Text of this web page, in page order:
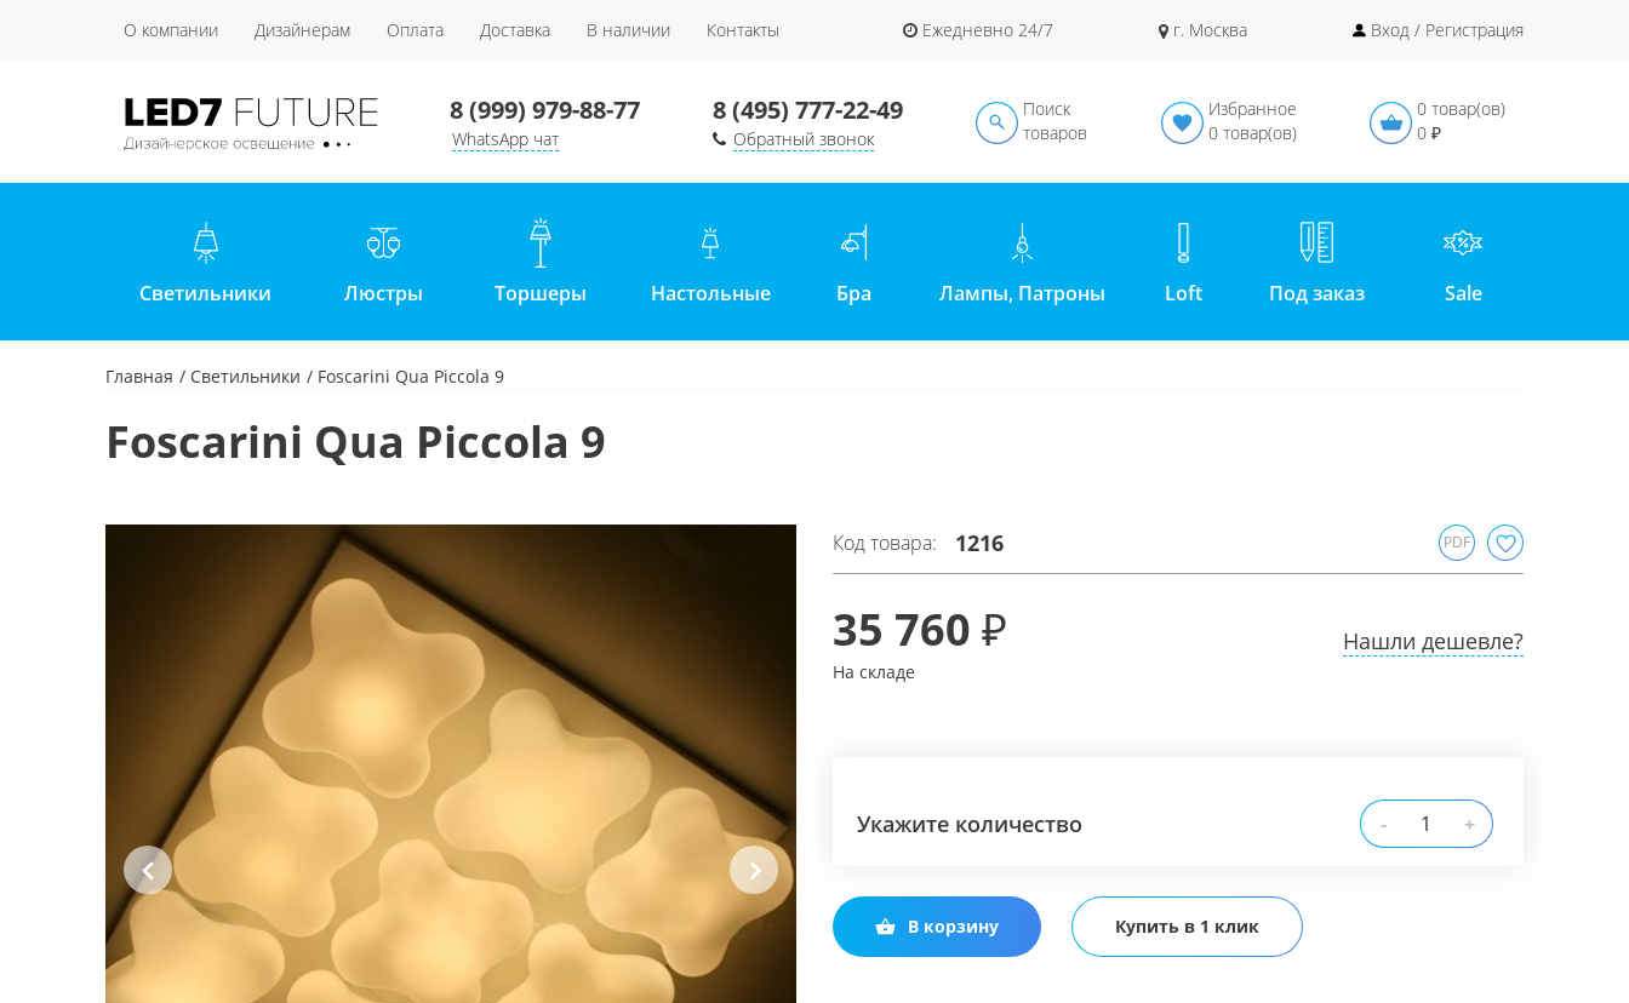
О компании Дизайнерам Оплата Доставка В наличии Контакты Ежедневно 24/7 г. Москва Вход / Регистрация
8 (999) 979-88-77
WhatsApp чат
8 (495) 777-22-49
Обратный звонок
Поиск
товаров
Избранное
0 товар(ов)
0 товар(ов)
0 ₽
Светильники Люстры Торшеры Настольные Бра Лампы, Патроны Loft Под заказ Sale
Главная Светильники Foscarini Qua Piccola 9
Foscarini Qua Piccola 9
Previous Next
Код товара: 1216 PDF
35 760 ₽
На складе
Нашли дешевле?
Укажите количество - +
В корзину Купить в 1 клик